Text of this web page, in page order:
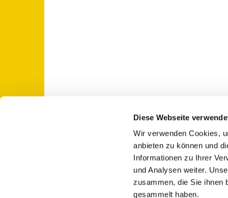
Diese Webseite
Wir verwenden Cookies,
anbieten zu können und
Informationen zu Ihrer
und Analysen weiter.
zusammen, die Sie ihnen
gesammelt haben.
St. Otto: Katholische Kirche